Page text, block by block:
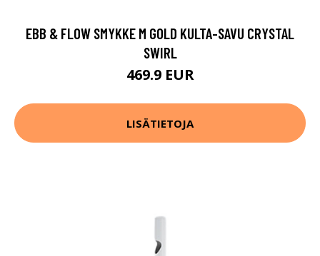
EBB & FLOW SMYKKE M GOLD KULTA-SAVU CRYSTAL
SWIRL
469.9 EUR
LISÄTIETOJA